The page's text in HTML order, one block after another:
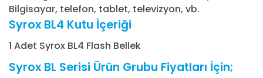
Bilgisayar, telefon, tablet, televizyon, vb.
Syrox BL4 Kutu İçeriği
1 Adet Syrox BL4 Flash Bellek
Syrox BL Serisi Ürün Grubu Fiyatları İçin;